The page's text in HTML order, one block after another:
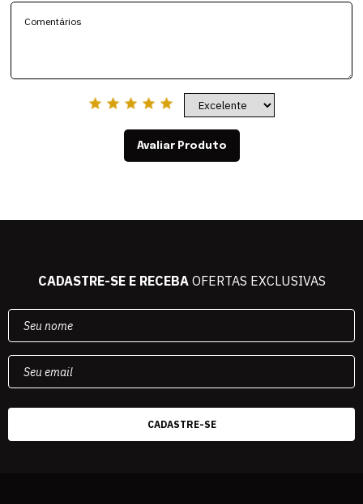
Avaliar Produto
CADASTRE-SE E RECEBAOFERTAS EXCLUSIVAS